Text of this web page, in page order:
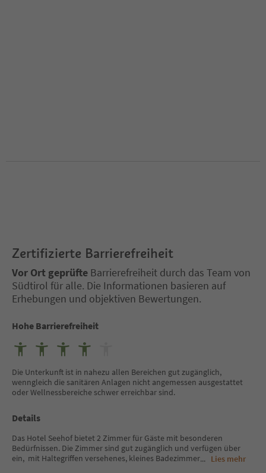
Zertifizierte Barrierefreiheit
Vor Ort geprüfte Barrierefreiheit durch das Team von
Südtirol für alle. Die Informationen basieren auf
Erhebungen und objektiven Bewertungen.
Hohe Barrierefreiheit
Die Unterkunft ist in nahezu allen Bereichen gut zugänglich,
wenngleich die sanitären Anlagen nicht angemessen ausgestattet
oder Wellnessbereiche schwer erreichbar sind.
Details
Das Hotel Seehof bietet 2 Zimmer für Gäste mit besonderen
Bedürfnissen. Die Zimmer sind gut zugänglich und verfügen über
ein, mit Haltegriffen versehenes, kleines Badezimmer... Lies mehr